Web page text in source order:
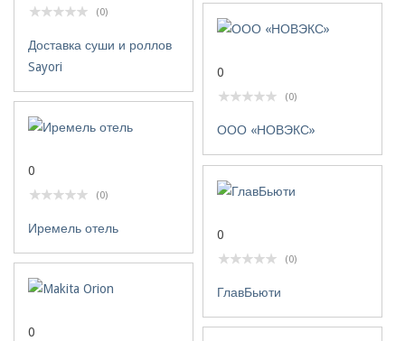
(0)
Доставка суши и роллов
Sayori
0
(0)
ООО «НОВЭКС»
0
(0)
Иремель отель 0
(0)
ГлавБьюти
0